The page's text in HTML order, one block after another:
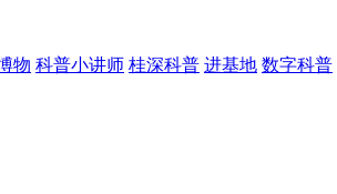
物 科普小讲师 桂深科普 进基地 数字科普